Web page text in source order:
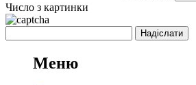
Число з картинки
Меню